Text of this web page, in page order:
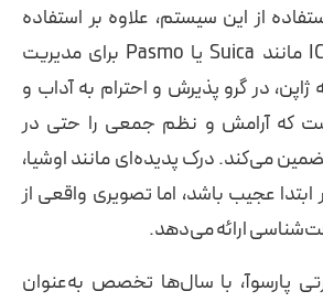
از این سیستم، علاوه بر استفاده
صحیح از کارت‌های IC مانند Suica یا Pasmo برای مدیریت
ژاپن، در گرو پذیرش و احترام به آداب و
که آرامش و نظم جمعی را حتی در
می‌کند. درک پدیده‌ای مانند اوشیا،
عجیب باشد، اما تصویری واقعی از
ارائه می‌دهد.
پارسوآ، با سال‌ها تخصص به‌عنوان